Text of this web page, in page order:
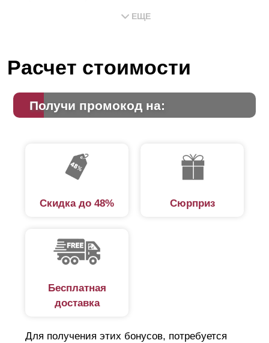
ЕЩЕ
Расчет стоимости
Получи промокод на:
Скидка до 48% Сюрприз
Бесплатная
доставка
Для получения этих бонусов, потребуется